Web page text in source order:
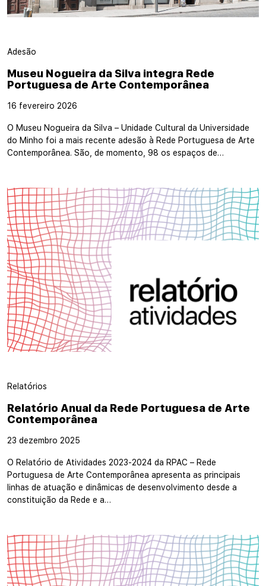
Adesão
Museu Nogueira da Silva integra Rede
Portuguesa de Arte Contemporânea
16 fevereiro 2026
O Museu Nogueira da Silva – Unidade Cultural da Universidade
do Minho foi a mais recente adesão à Rede Portuguesa de Arte
Contemporânea. São, de momento, 98 os espaços de…
Relatórios
Relatório Anual da Rede Portuguesa de Arte
Contemporânea
23 dezembro 2025
O Relatório de Atividades 2023-2024 da RPAC – Rede
Portuguesa de Arte Contemporânea apresenta as principais
linhas de atuação e dinâmicas de desenvolvimento desde a
constituição da Rede e a…